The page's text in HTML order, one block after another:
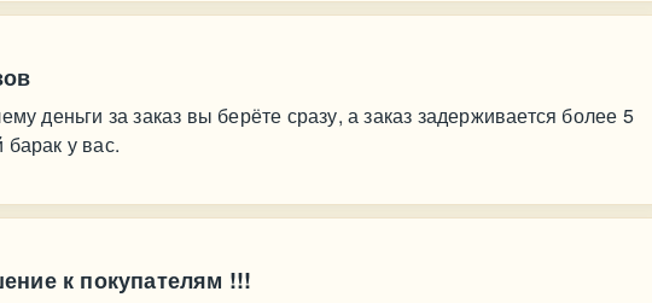
деньги за заказ вы берёте сразу, а заказ задерживается более 5
у вас.
к покупателям !!!